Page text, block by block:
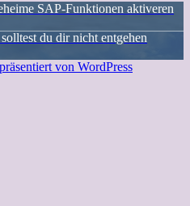
SAP-Funktionen aktiveren
du dir nicht entgehen
von WordPress